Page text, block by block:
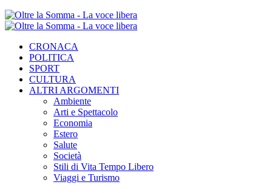
CRONACA
POLITICA
SPORT
CULTURA
ALTRI ARGOMENTI
Ambiente
Arti e Spettacolo
Economia
Estero
Salute
Società
Stili di Vita Tempo Libero
Viaggi e Turismo